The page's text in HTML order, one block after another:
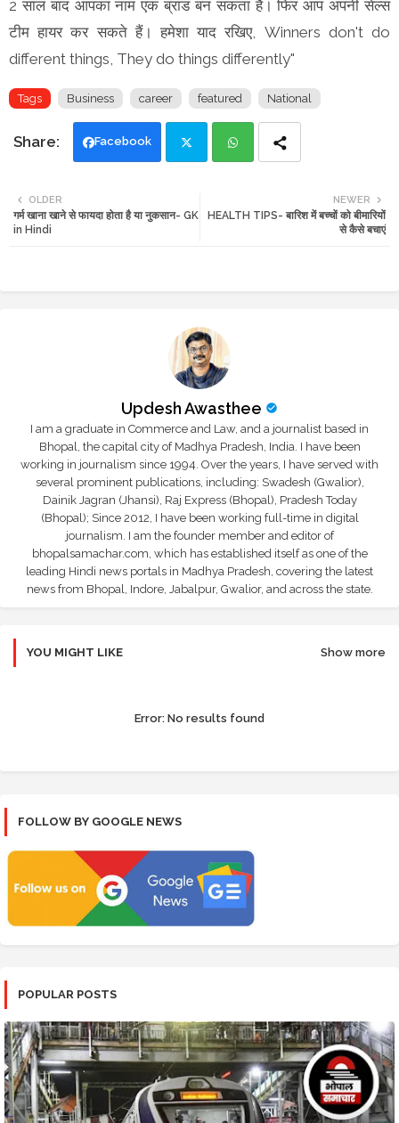
2 साल बाद आपका नाम एक ब्रांड बन सकता है। फिर आप अपनी सेल्स
टीम हायर कर सकते हैं। हमेशा याद रखिए, Winners don't do
different things, They do things differently"
Tags Business career featured National
Facebook
tte ats
NEWER
HEALTH TIPS- बारिश में बच्चों को बीमारियों
से कैसे बचाएं
OLDER
गर्म खाना खाने से फायदा होता है या नुकसान- GK
in Hindi
Updesh Awasthee
I am a graduate in Commerce and Law, and a journalist based in
Bhopal, the capital city of Madhya Pradesh, India. I have been
working in journalism since 1994. Over the years, I have served with
several prominent publications, including: Swadesh (Gwalior),
Dainik Jagran (Jhansi), Raj Express (Bhopal), Pradesh Today
(Bhopal); Since 2012, I have been working full-time in digital
journalism. I am the founder member and editor of
bhopalsamachar.com, which has established itself as one of the
leading Hindi news portals in Madhya Pradesh, covering the latest
news from Bhopal, Indore, Jabalpur, Gwalior, and across the state.
YOU MIGHT LIKE Show more
Error: No results found
FOLLOW BY GOOGLE NEWS
POPULAR POSTS